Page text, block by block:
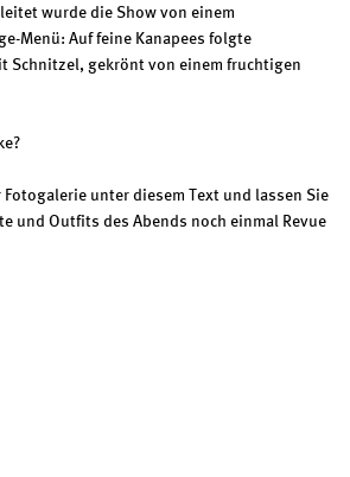
wurde die Show von einem
Menü: Auf feine Kanapees folgte
Schnitzel, gekrönt von einem fruchtigen
unter diesem Text und lassen Sie
und Outfits des Abends noch einmal Revue